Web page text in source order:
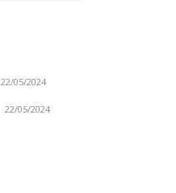
22/05/2024
22/05/2024